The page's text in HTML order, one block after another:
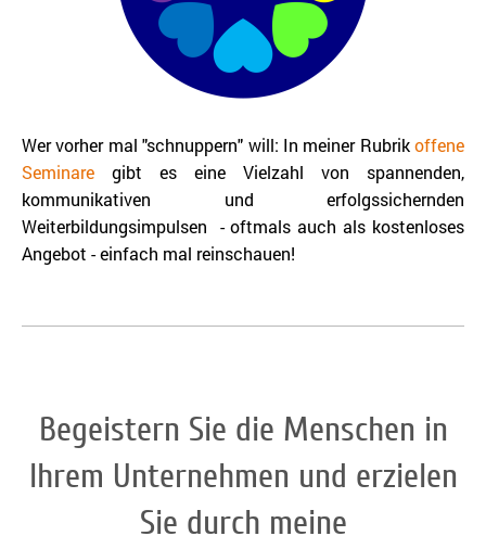
Wer vorher mal "schnuppern" will: In meiner Rubrikoffene
Seminare gibt es eine Vielzahl von spannenden,
kommunikativen und erfolgssichernden
Weiterbildungsimpulsen - oftmals auch als kostenloses
Angebot - einfach mal reinschauen!
Begeistern Sie die Menschen in
Ihrem Unternehmen und erzielen
Sie durch meine